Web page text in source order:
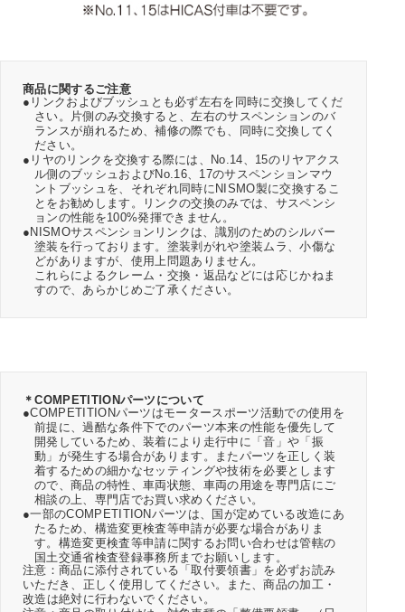
商品に関するご注意
●リンクおよびブッシュとも必ず左右を同時に交換してくだ
さい。片側のみ交換すると、左右のサスペンションのバ
ランスが崩れるため、補修の際でも、同時に交換してく
ださい。
●リヤのリンクを交換する際には、No.14、15のリヤアクス
ル側のブッシュおよびNo.16、17のサスペンションマウ
ントブッシュを、それぞれ同時にNISMO製に交換するこ
とをお勧めします。リンクの交換のみでは、サスペンシ
ョンの性能を100%発揮できません。
●NISMOサスペンションリンクは、識別のためのシルバー
塗装を行っております。塗装剥がれや塗装ムラ、小傷な
どがありますが、使用上問題ありません。
これらによるクレーム・交換・返品などには応じかねま
すので、あらかじめご了承ください。
＊COMPETITIONパーツについて
●COMPETITIONパーツはモータースポーツ活動での使用を
前提に、過酷な条件下でのパーツ本来の性能を優先して
開発しているため、装着により走行中に「音」や「振
動」が発生する場合があります。またパーツを正しく装
着するための細かなセッティングや技術を必要とします
ので、商品の特性、車両状態、車両の用途を専門店にご
相談の上、専門店でお買い求めください。
●一部のCOMPETITIONパーツは、国が定めている改造にあ
たるため、構造変更検査等申請が必要な場合がありま
す。構造変更検査等申請に関するお問い合わせは管轄の
国土交通省検査登録事務所までお願いします。
注意：商品に添付されている「取付要領書」を必ずお読み
いただき、正しく使用してください。また、商品の加工・
改造は絶対に行わないでください。